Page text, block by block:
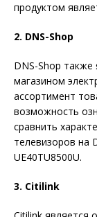
продуктом
2. DNS-Shop
DNS-Shop
магазином
ассортимент
возможность
сравнить
телевизоров на
UE40TU8500U.
3. Citilink